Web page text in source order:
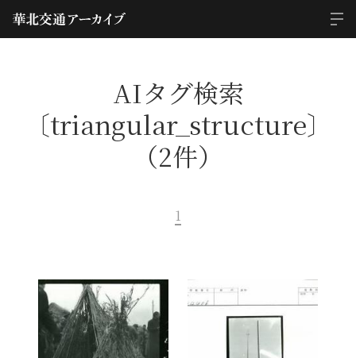
AIタグ検索
〔triangular_structure〕
（2件）
1